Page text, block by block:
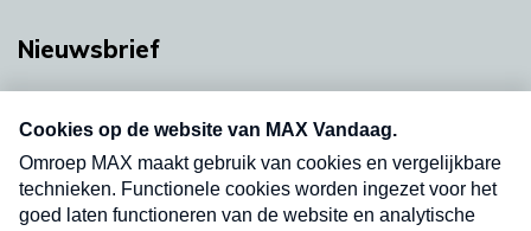
Nieuwsbrief
Neem hier een gratis abonnement op onze
nieuwsbrief. Elke vrijdag- en dinsdagochtend in
uw mailbox.
Verzend